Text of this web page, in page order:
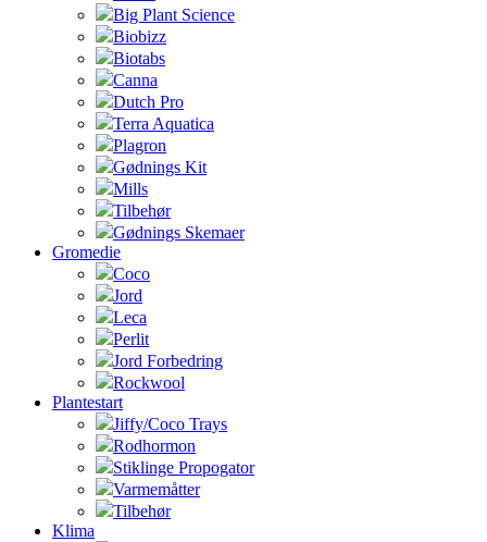
Big Plant Science
Biobizz
Biotabs
Canna
Dutch Pro
Terra Aquatica
Plagron
Gødnings Kit
Mills
Tilbehør
Gødnings Skemaer
Gromedie
Coco
Jord
Leca
Perlit
Jord Forbedring
Rockwool
Plantestart
Jiffy/Coco Trays
Rodhormon
Stiklinge Propogator
Varmemåtter
Tilbehør
Klima